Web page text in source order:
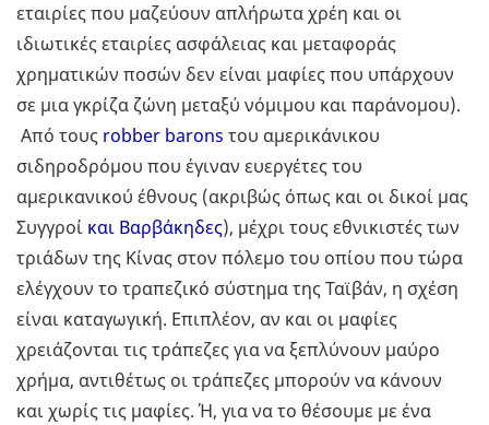
εταιρίες που μαζεύουν απλήρωτα χρέη και οι
ιδιωτικές εταιρίες ασφάλειας και μεταφοράς
χρηματικών ποσών δεν είναι μαφίες που υπάρχουν
σε μια γκρίζα ζώνη μεταξύ νόμιμου και παράνομου).
Από τους robber barons του αμερικάνικου
σιδηροδρόμου που έγιναν ευεργέτες του
αμερικανικού έθνους (ακριβώς όπως και οι δικοί μας
Συγγροί και Βαρβάκηδες), μέχρι τους εθνικιστές των
τριάδων της Κίνας στον πόλεμο του οπίου που τώρα
ελέγχουν το τραπεζικό σύστημα της Ταϊβάν, η σχέση
είναι καταγωγική. Επιπλέον, αν και οι μαφίες
χρειάζονται τις τράπεζες για να ξεπλύνουν μαύρο
χρήμα, αντιθέτως οι τράπεζες μπορούν να κάνουν
και χωρίς τις μαφίες. Ή, για να το θέσουμε με ένα